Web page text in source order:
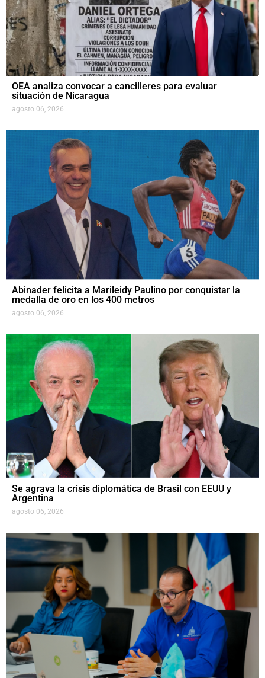
OEA analiza convocar a cancilleres para evaluar
situación de Nicaragua
agosto 06, 2026
Abinader felicita a Marileidy Paulino por conquistar la
medalla de oro en los 400 metros
agosto 06, 2026
Se agrava la crisis diplomática de Brasil con EEUU y
Argentina
agosto 06, 2026